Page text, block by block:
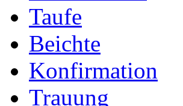
Taufe
Beichte
Konfirmation
Trauung